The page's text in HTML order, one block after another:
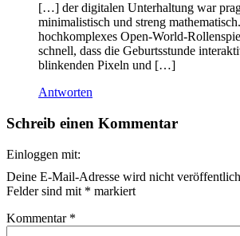
[…] der digitalen Unterhaltung war
minimalistisch und streng
hochkomplexes Open-World-
schnell, dass die Geburtsstunde
blinkenden Pixeln und […]
Antworten
Schreib einen Kommentar
Einloggen mit:
Deine E-Mail-Adresse wird nicht
Felder sind mit * markiert
Kommentar *